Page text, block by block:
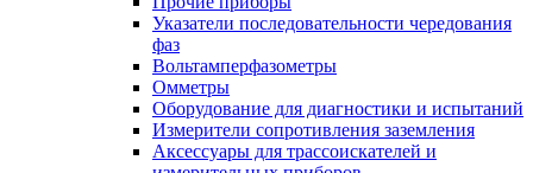
Указатели последовательности чередования
фаз
Вольтамперфазометры
Омметры
Оборудование для диагностики и испытаний
Измерители сопротивления заземления
Аксессуары для трассоискателей и